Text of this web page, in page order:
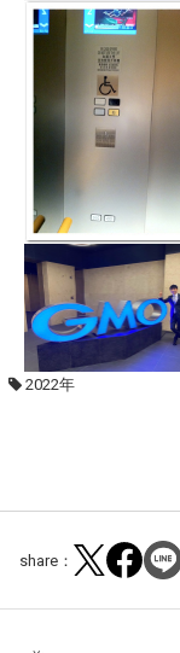
2022年
share：